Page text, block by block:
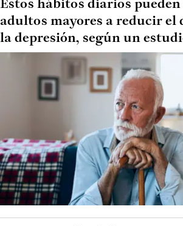
Estos hábitos diarios
adultos mayores a reducir el
la depresión, según un